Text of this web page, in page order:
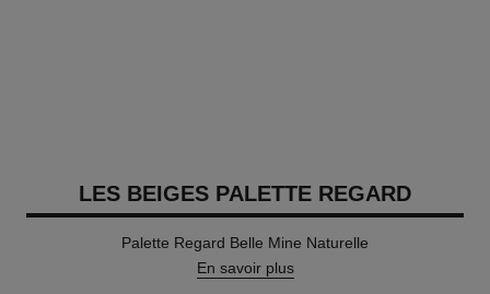
LES BEIGES PALETTE REGARD
Palette Regard Belle Mine Naturelle
En savoir plus